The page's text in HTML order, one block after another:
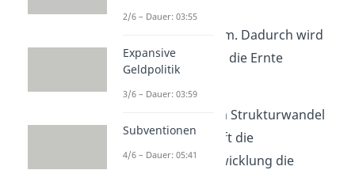
zum Beispiel das
Bewässerungssystem. Dadurch wird
auch der Anbau und die Ernte
nachhaltiger.
Du siehst, dass beim Strukturwandel
in der Landwirtschaft die
technologische Entwicklung die
2/6 – Dauer: 03:55
Expansive
Geldpolitik
3/6 – Dauer: 03:59
Subventionen
4/6 – Dauer: 05:41